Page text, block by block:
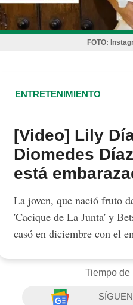
FOTO:
ENTRETENIMIENTO
[Video] Lily
Diomedes
está
La joven, que nació fruto
'Cacique de La Junta' y
casó en diciembre con el
Tiempo de